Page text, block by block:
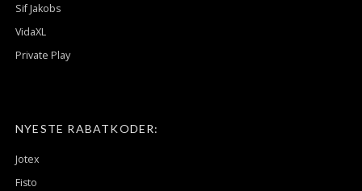
Sif Jakobs
VidaXL
Private Play
NYESTE RABATKODER:
Jotex
Fisto